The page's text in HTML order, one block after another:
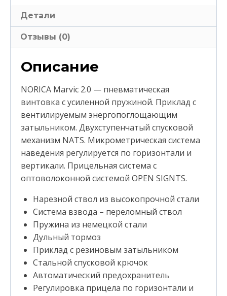
Детали
Отзывы (0)
Описание
NORICA Marvic 2.0 — пневматическая
винтовка с усиленной пружиной. Приклад с
вентилируемым энергопоглощающим
затыльником. Двухступенчатый спусковой
механизм NATS. Микрометрическая система
наведения регулируется по горизонтали и
вертикали. Прицельная система с
оптоволоконной системой OPEN SIGNTS.
Нарезной ствол из высокопрочной стали
Система взвода – переломный ствол
Пружина из немецкой стали
Дульный тормоз
Приклад с резиновым затыльником
Стальной спусковой крючок
Автоматический предохранитель
Регулировка прицела по горизонтали и